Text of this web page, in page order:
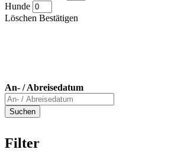
Hunde
Löschen Bestätigen
An- / Abreisedatum
Filter